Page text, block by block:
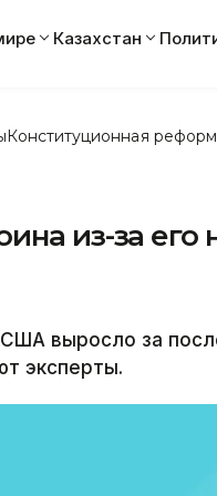
Казахстан
Конституционная
из-за его
выросло за
эксперты.